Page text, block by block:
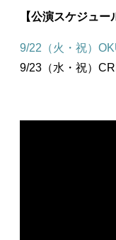
【公演スケジュー
9/22（火・祝）
9/23（水・祝）